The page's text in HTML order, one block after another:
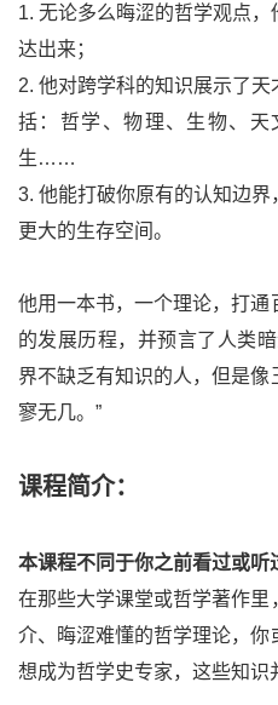
1. 无论多么晦涩的哲学观点
达出来；
2. 他对跨学科的知识展示了
括：哲学、物理、生物、
生……
3. 他能打破你原有的认知边
更大的生存空间。
他用一本书，一个理论，打
的发展历程，并预言了人类
界不缺乏有知识的人，但是
寥无几。”
课程简介：
本课程不同于你之前看过或听
在那些大学课堂或哲学著作
介、晦涩难懂的哲学理论，
想成为哲学史专家，这些知识